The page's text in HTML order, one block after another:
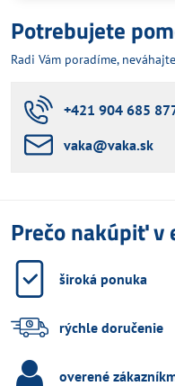
Potrebujete
Radi Vám poradíme,
+421 904 685
vaka​@vaka​.sk
Prečo nakúpiť v
široká ponuka
rýchle doručenie
overené